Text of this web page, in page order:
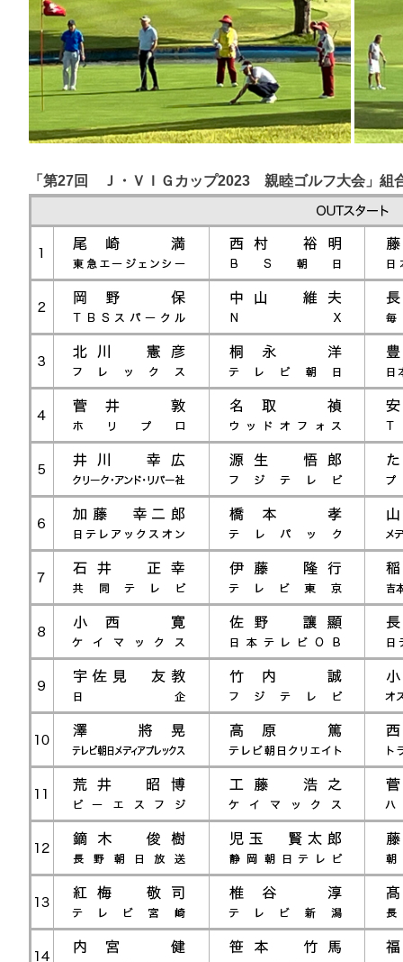
「第27回 Ｊ・ＶＩＧカップ2023 親睦ゴルフ大会」組